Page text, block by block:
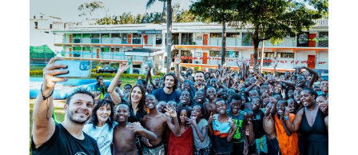
Shop solidale
NEWS E STORIE
PRESSROOM